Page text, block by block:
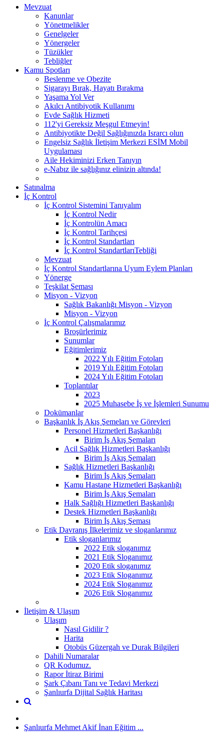
Mevzuat
Kanunlar
Yönetmelikler
Genelgeler
Yönergeler
Tüzükler
Tebliğler
Kamu Spotları
Beslenme ve Obezite
Sigarayı Bırak, Hayatı Bırakma
Yaşama Yol Ver
Akılcı Antibiyotik Kullanımı
Evde Sağlık Hizmeti
112'yi Gereksiz Meşgul Etmeyin!
Antibiyotikte Değil Sağlığınızda Israrcı olun
Engelsiz Sağlık İletişim Merkezi ESİM Mobil
Uygulaması
Aile Hekiminizi Erken Tanıyın
e-Nabız ile sağlığınız elinizin altında!
Satınalma
İç Kontrol
İç Kontrol Sistemini Tanıyalım
İç Kontrol Nedir
İç Kontrolün Amacı
İç Kontrol Tarihçesi
İç Kontrol Standartları
İç Kontrol StandartlarıTebliği
Mevzuat
İç Kontrol Standartlarına Uyum Eylem Planları
Yönerge
Teşkilat Şeması
Misyon - Vizyon
Sağlık Bakanlığı Misyon - Vizyon
Misyon - Vizyon
İç Kontrol Çalışmalarımız
Broşürlerimiz
Sunumlar
Eğitimlerimiz
2022 Yılı Eğitim Fotoları
2019 Yılı Eğitim Fotoları
2024 Yılı Eğitim Fotoları
Toplantılar
2023
2025 Muhasebe İş ve İşlemleri Sunumu
Dokümanlar
Başkanlık İş Akış Şemeları ve Görevleri
Personel Hizmetleri Başkanlığı
Birim İş Akış Şemaları
Acil Sağlık Hizmetleri Başkanlığı
Birim İş Akış Şemaları
Sağlık Hizmetleri Başkanlığı
Birim İş Akış Şemaları
Kamu Hastane Hizmetleri Başkanlığı
Birim İş Akış Şemaları
Halk Sağlığı Hizmetleri Başkanlığı
Destek Hizmetleri Başkanlığı
Birim İş Akış Şeması
Etik Davranış İlkelerimiz ve sloganlarımız
Etik sloganlarımız
2022 Etik sloganımız
2021 Etik Sloganımız
2020 Etik sloganımız
2023 Etik Sloganımız
2024 Etik Sloganımız
2026 Etik Sloganımız
İletişim & Ulaşım
Ulaşım
Nasıl Gidilir ?
Harita
Otobüs Güzergah ve Durak Bilgileri
Dahili Numaralar
QR Kodumuz.
Rapor İtiraz Birimi
Şark Çıbanı Tanı ve Tedavi Merkezi
Şanlıurfa Dijital Sağlık Haritası
Şanlıurfa Mehmet Akif İnan Eğitim ...